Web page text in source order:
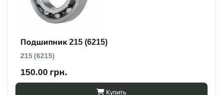
Подшипник 215 (6215)
215 (6215)
150.00 грн.
Купить